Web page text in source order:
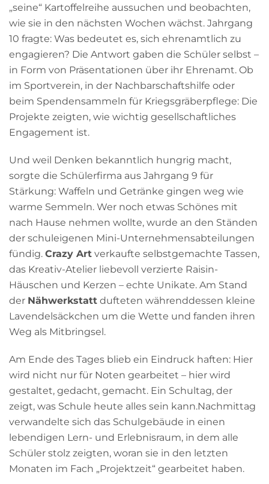
„seine“ Kartoffelreihe aussuchen und beobachten,
wie sie in den nächsten Wochen wächst. Jahrgang
10 fragte: Was bedeutet es, sich ehrenamtlich zu
engagieren? Die Antwort gaben die Schüler selbst –
in Form von Präsentationen über ihr Ehrenamt. Ob
im Sportverein, in der Nachbarschaftshilfe oder
beim Spendensammeln für Kriegsgräberpflege: Die
Projekte zeigten, wie wichtig gesellschaftliches
Engagement ist.
Und weil Denken bekanntlich hungrig macht,
sorgte die Schülerfirma aus Jahrgang 9 für
Stärkung: Waffeln und Getränke gingen weg wie
warme Semmeln. Wer noch etwas Schönes mit
nach Hause nehmen wollte, wurde an den Ständen
der schuleigenen Mini-Unternehmensabteilungen
fündig. Crazy Art verkaufte selbstgemachte Tassen,
das Kreativ-Atelier liebevoll verzierte Raisin-
Häuschen und Kerzen – echte Unikate. Am Stand
der Nähwerkstatt dufteten währenddessen kleine
Lavendelsäckchen um die Wette und fanden ihren
Weg als Mitbringsel.
Am Ende des Tages blieb ein Eindruck haften: Hier
wird nicht nur für Noten gearbeitet – hier wird
gestaltet, gedacht, gemacht. Ein Schultag, der
zeigt, was Schule heute alles sein kann.Nachmittag
verwandelte sich das Schulgebäude in einen
lebendigen Lern- und Erlebnisraum, in dem alle
Schüler stolz zeigten, woran sie in den letzten
Monaten im Fach „Projektzeit“ gearbeitet haben.